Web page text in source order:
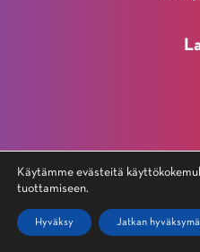
© 2026 Vuokatti-Ruka
Käytämme evästeitä
tuottamiseen.
Hyväksy Jatkan